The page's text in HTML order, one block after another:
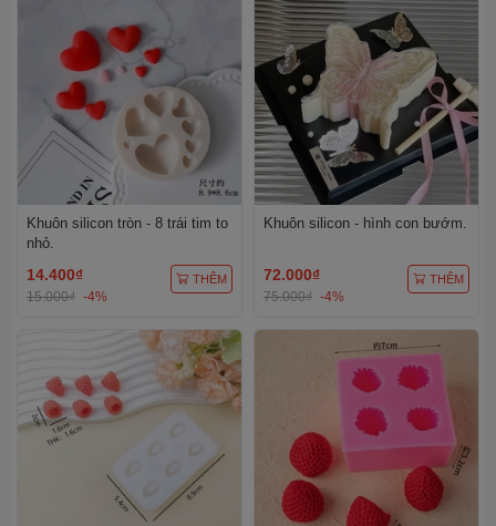
Khuôn silicon tròn - 8 trái tim to
nhỏ.
14.400₫
15.000₫ -4%
THÊM
Khuôn silicon - hình con bướm.
72.000₫
75.000₫ -4%
THÊM